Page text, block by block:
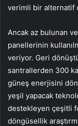
verimli bir alternatif
Ancak az bulunan
panellerinin
veriyor. Geri
santrallerden 300
güneş enerjisini
yeşil yapacak
destekleyen çeşitli
döngüsellik